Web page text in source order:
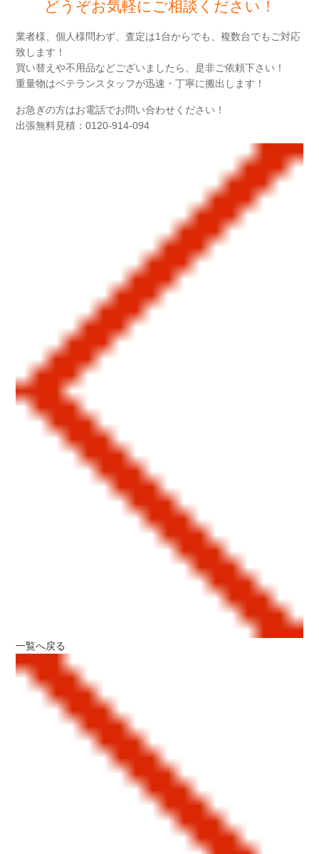
どうぞお気軽にご相談ください！
業者様、個人様問わず、査定は1台からでも、複数台でもご対応
致します！
買い替えや不用品などございましたら、是非ご依頼下さい！
重量物はベテランスタッフが迅速・丁寧に搬出します！
お急ぎの方はお電話でお問い合わせください！
出張無料見積：0120-914-094
一覧へ戻る